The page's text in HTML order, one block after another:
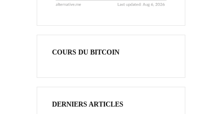
COURS DU BITCOIN
DERNIERS ARTICLES